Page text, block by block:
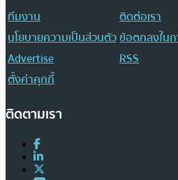
ทีมงาน
ติดต่อเรา
นโยบายความเป็นส่วนตัวข้อตกลงในก
Advertise
RSS
ตั้งค่าคุกกี้
ติดตามเรา